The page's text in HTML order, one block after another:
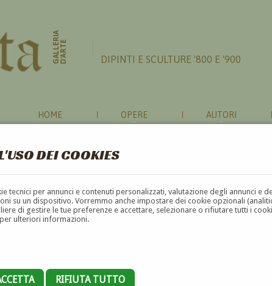
DEI COOKIES
tecnici per annunci e contenuti personalizzati, valutazione degli annunci
su un dispositivo. Vorremmo anche impostare dei cookie opzionali
di gestire le tue preferenze e accettare, selezionare o rifiutare tutti i
ulteriori informazioni.
RIFIUTA TUTTO
GALLERIAD'ARTE DIPINTI E SCULTURE '800 E '900
HOME OPERE AUTORI
PALM